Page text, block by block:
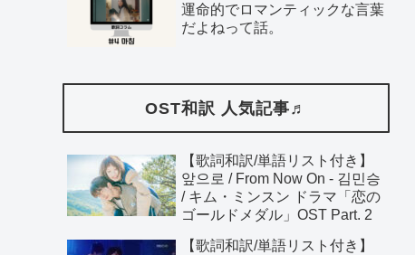
運命的でロマンティックな言葉
だよねって話。
OST和訳 人気記事♬
【歌詞和訳/単語リスト付き】
앞으로 / From Now On - 김민승
/ キム・ミンスン ドラマ「恋の
ゴールドメダル」OST Part. 2
【歌詞和訳/単語リスト付き】